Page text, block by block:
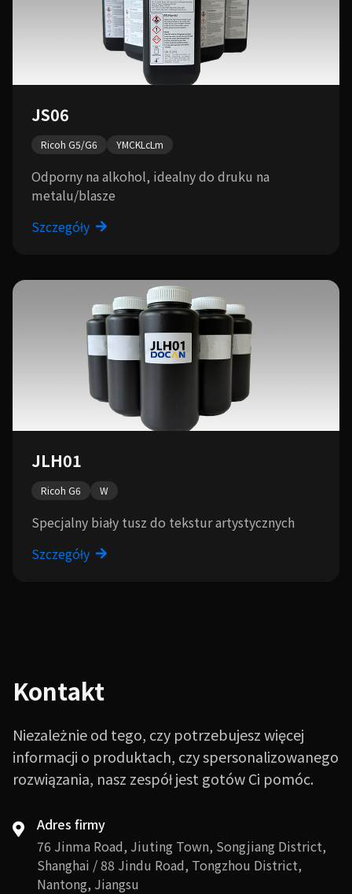
JS06
Ricoh G5/G6 YMCKLcLm
Odporny na alkohol, idealny do druku na
metalu/blasze
Szczegóły
JLH01
Ricoh G6 W
Specjalny biały tusz do tekstur artystycznych
Szczegóły
Kontakt
Niezależnie od tego, czy potrzebujesz więcej
informacji o produktach, czy spersonalizowanego
rozwiązania, nasz zespół jest gotów Ci pomóc.
Adres firmy
76 Jinma Road, Jiuting Town, Songjiang District,
Shanghai / 88 Jindu Road, Tongzhou District,
Nantong, Jiangsu